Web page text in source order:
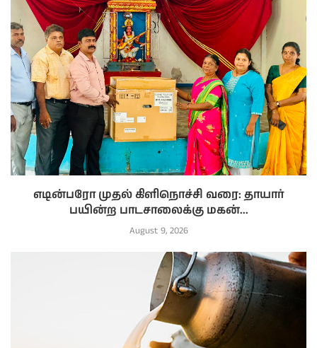
எடின்பரோ முதல் கிளிநொச்சி வரை: தாயார்
பயின்ற பாடசாலைக்கு மகன்...
August 9, 2026